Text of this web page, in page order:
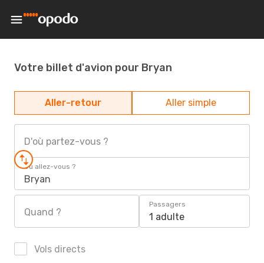
Votre billet d'avion pour Bryan
Aller-retour Aller simple
D'où partez-vous ?
Où allez-vous ?
Bryan
Quand ?
Passagers
1 adulte
Vols directs